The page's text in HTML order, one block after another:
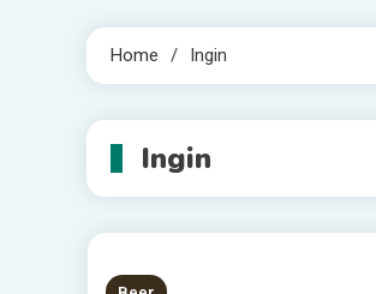
Home Ingin
Ingin